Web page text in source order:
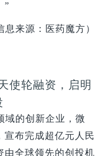
”
息来源：医药魔方）
使轮融资，启明
域的创新企业，微
宣布完成超亿元人民
由全球领先的创投机